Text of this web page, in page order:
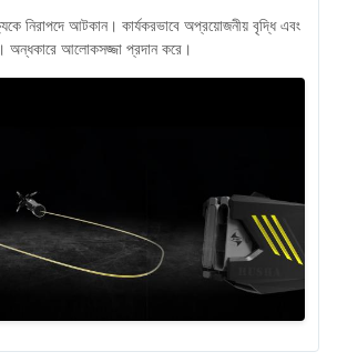
নিরাপদে আটকান। কার্যকরভাবে অপ্রয়োজনীয় বৃদ্ধি এবং
অন্ধকারে আলোকসজ্জা প্রদান করে।